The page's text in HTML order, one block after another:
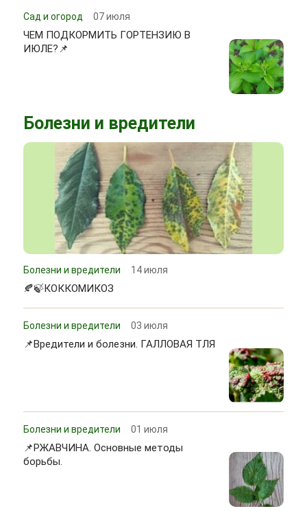
Сад и огород 07 июля
ЧЕМ ПОДКОРМИТЬ ГОРТЕНЗИЮ В
ИЮЛЕ?📌
Болезни и вредители
Болезни и вредители 14 июля
🍂🍃КОККОМИКОЗ
Болезни и вредители 03 июля
📌Вредители и болезни. ГАЛЛОВАЯ ТЛЯ
Болезни и вредители 01 июля
📌РЖАВЧИНА. Основные методы
борьбы.